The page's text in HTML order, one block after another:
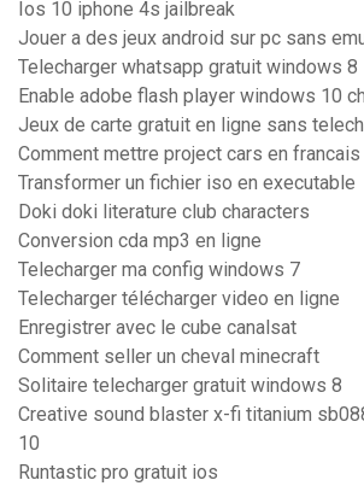
Ios 10 iphone 4s jailbreak
Jouer a des jeux android sur pc sans
Telecharger whatsapp gratuit windows 8
Enable adobe flash player windows 10
Jeux de carte gratuit en ligne sans
Comment mettre project cars en
Transformer un fichier iso en executable
Doki doki literature club characters
Conversion cda mp3 en ligne
Telecharger ma config windows 7
Telecharger télécharger video en ligne
Enregistrer avec le cube canalsat
Comment seller un cheval minecraft
Solitaire telecharger gratuit windows 8
Creative sound blaster x-fi titanium
10
Runtastic pro gratuit ios